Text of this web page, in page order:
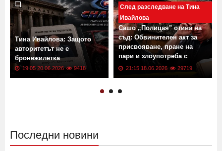
Тина Ивайлова: Защото
авторитетът не е
бронежилетка
19:05 20.06.2026 9418
След разследване на Тина
Ивайлова
Сашо „Полицая" отива на
съд: Обвинителен акт за
присвояване, пране на
пари и злоупотреба с
доверие
21:15 18.06.2026 29719
Последни новини